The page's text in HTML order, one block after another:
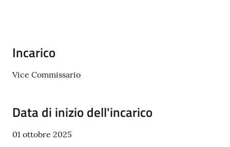
Milanese
Tutti
gli
Incarico
Vice Commissario
Data di inizio dell'incarico
01 ottobre 2025